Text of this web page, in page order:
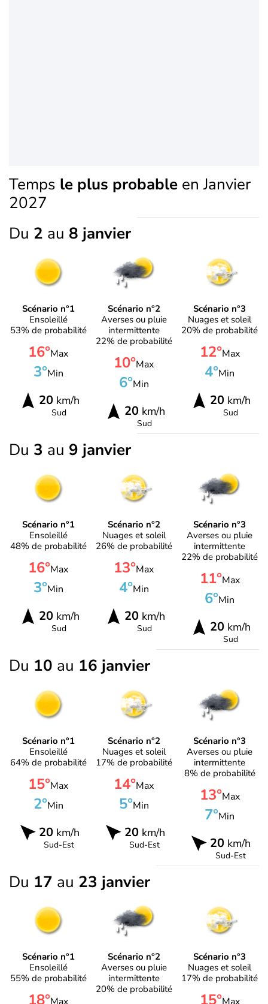
Temps le plus probable en Janvier
2027
Du 2 au 8 janvier
Scénario n°1
Ensoleillé
53% de probabilité
16°Max
3°Min
20km/h
Sud
Scénario n°2
Averses ou pluie
intermittente
22% de probabilité
10°Max
6°Min
20km/h
Sud
Scénario n°3
Nuages et soleil
20% de probabilité
12°Max
4°Min
20 km/h
Sud
Du 3 au 9 janvier
Scénario n°1
Ensoleillé
48% de probabilité
16°Max
3°Min
20km/h
Sud
Scénario n°2
Nuages et soleil
26% de probabilité
13°Max
4°Min
20km/h
Sud
Scénario n°3
Averses ou pluie
intermittente
22% de probabilité
11°Max
6°Min
20 km/h
Sud
Du 10 au 16 janvier
Scénario n°1
Ensoleillé
64% de probabilité
15°Max
2°Min
20km/h
Sud-Est
Scénario n°2
Nuages et soleil
17% de probabilité
14°Max
5°Min
20km/h
Sud-Est
Scénario n°3
Averses ou pluie
intermittente
8% de probabilité
13°Max
7°Min
20 km/h
Sud-Est
Du 17 au 23 janvier
Scénario n°1
Ensoleillé
55% de probabilité
18°
Scénario n°2
Averses ou pluie
intermittente
20% de probabilité
Scénario n°3
Nuages et soleil
17% de probabilité
15°